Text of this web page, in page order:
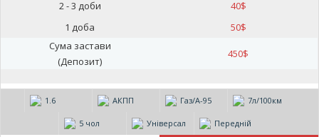
2 - 3 доби 40$
1 доба
50$
Сума застави
(Депозит)
450$
1.6 АКПП Газ/А-95 7л/100км
5 чол Універсал Передній